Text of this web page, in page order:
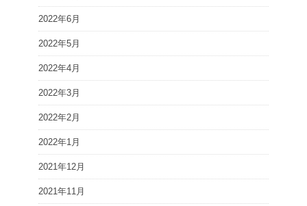
2022年6月
2022年5月
2022年4月
2022年3月
2022年2月
2022年1月
2021年12月
2021年11月